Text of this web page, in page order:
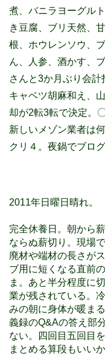
煮、バニラヨーグル
き豆腐、ブリ天然、
根、ホウレンソウ、
ん、人参、酒かす、
さんと3か月ぶり会計
キャベツ胡麻和え、
却が2転3転で決定。
新しいメゾン業者は
クリ４。夜鍋でブログ
2011年日曜日晴れ。
完全休養日。朝から
ならぬ薪切り。現場
廃材や端材の長さが
ブ用に短くなる直前
ま。あと半分程度に
業が残されている。
みの朝に身体が暖ま
義録のQ&Aの答え部
ない。四回目五回目
まとめる算段もいい